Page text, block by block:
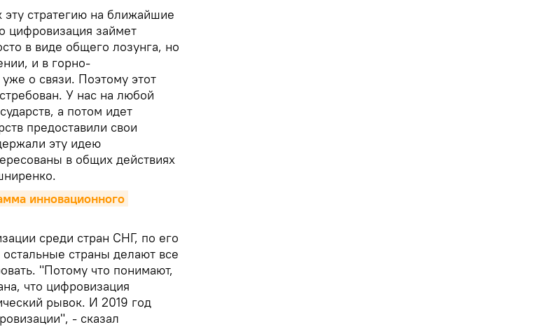
эту стратегию на ближайшие
цифровизация займет
в виде общего лозунга, но
и в горно-
о связи. Поэтому этот
У нас на любой
а потом идет
предоставили свои
эту идею
в общих действиях
инновационного
среди стран СНГ, по его
страны делают все
"Потому что понимают,
что цифровизация
рывок. И 2019 год
- сказал